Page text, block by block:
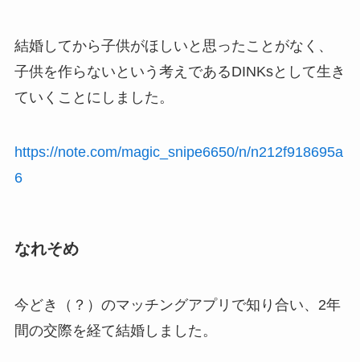
結婚してから子供がほしいと思ったことがなく、
子供を作らないという考えであるDINKsとして生き
ていくことにしました。
https://note.com/magic_snipe6650/n/n212f918695a
6
なれそめ
今どき（？）のマッチングアプリで知り合い、2年
間の交際を経て結婚しました。